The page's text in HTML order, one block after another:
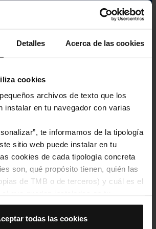
Detalles Acerca de las cookies
cookies
archivos de texto que los
instalar en tu navegador con varias
te informamos de la tipología
sitio web puede instalar en tu
cookies de cada tipología concreta
son, qué propósito tienen, quién las
de TMB o de terceros) y cuál es el
de cookies muestra (0), significa
cookie de esta tipología.
todas las cookies
públic per al concert
al Palau Sant Jordi